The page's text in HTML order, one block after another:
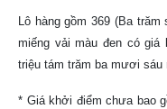
Lô hàng gồm 369 (Ba
miếng vải màu đen có giá
triệu tám trăm ba mươi
* Giá khởi điểm chưa bao